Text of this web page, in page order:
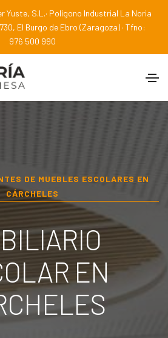
Yuste, S.L.· Polígono Industrial La Noria
El Burgo de Ebro (Zaragoza) · Tfno:
976 500 990
DE MUEBLES ESCOLARES EN
CÁRCHELES
EN